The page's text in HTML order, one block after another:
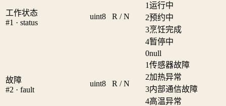
工作状态
#1 · status
uint8 R / N
1运行中
2预约中
3烹饪完成
4暂停中
故障
#2 · fault
uint8 R / N
0null
1传感器故障
2加热异常
3内部通信故障
4高温异常